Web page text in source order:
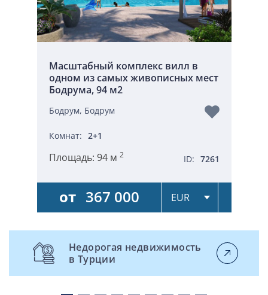
Масштабный комплекс вилл в
одном из самых живописных мест
Бодрума, 94 м2
Бодрум, Бодрум
Комнат: 2+1
Площадь: 94 м 2 ID: 7261
от 367 000
Недорогая недвижимость
в Турции